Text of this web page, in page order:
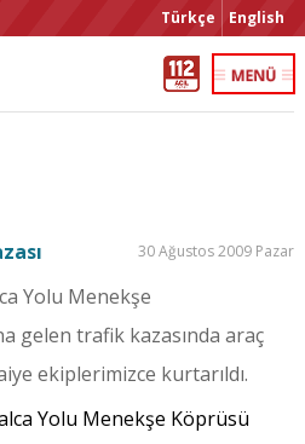
Türkçe English
30 Ağustos 2009 Pazar
Yolu Menekşe
gelen trafik kazasında araç
ekiplerimizce kurtarıldı.
Yolu Menekşe Köprüsü